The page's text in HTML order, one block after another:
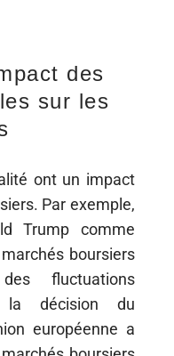
des
sur les
ont un impact
Par exemple,
Trump comme
boursiers
fluctuations
la décision du
européenne a